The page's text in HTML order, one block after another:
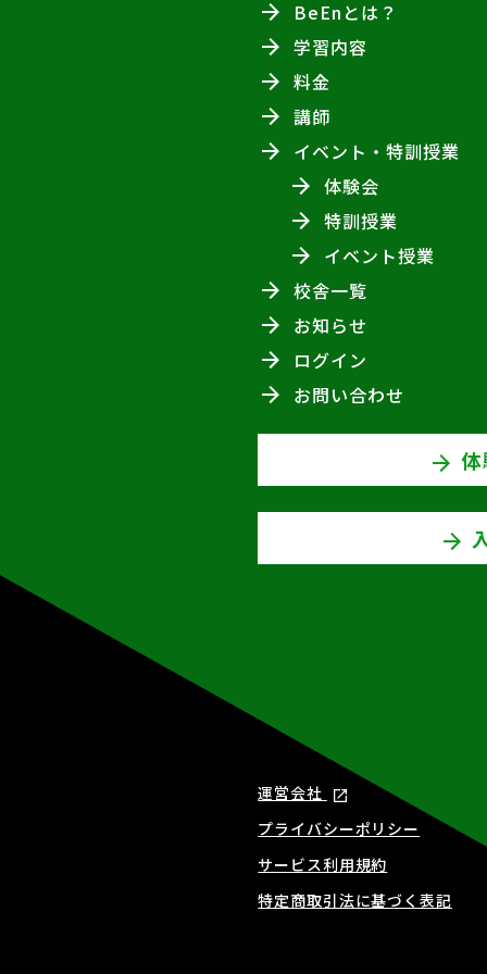
BeEnとは？
学習内容
料金
講師
イベント・特訓授業
体験会
特訓授業
イベント授業
校舎一覧
お知らせ
ログイン
お問い合わせ
運営会社
プライバシーポリシー
サービス利用規約
特定商取引法に基づく表記